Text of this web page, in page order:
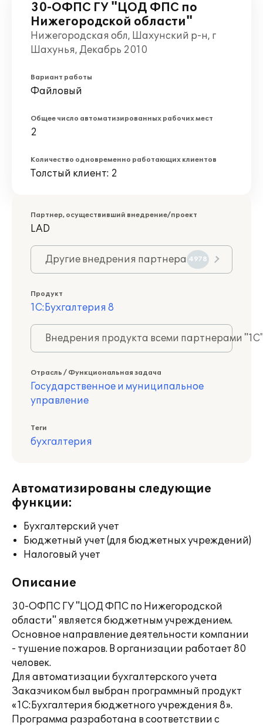
30-ОФПС ГУ "ЦОД ФПС по
Нижегородской области"
Нижегородская обл, Шахунский р-н, г
Шахунья, Декабрь 2010
Вариант работы
Файловый
Общее число автоматизированных рабочих мест
2
Количество одновременно работающих клиентов
Толстый клиент: 2
Партнер, осуществивший внедрение/проект
LAD
Другие внедрения партнера 4978
Продукт
1С:Бухгалтерия 8
Внедрения продукта всеми партнерами
Отрасль / Функциональная задача
Государственное и муниципальное
управление
Теги
бухгалтерия
Автоматизированы следующие
функции:
Бухгалтерский учет
Бюджетный учет (для бюджетных учреждений)
Налоговый учет
Описание
30-ОФПС ГУ "ЦОД ФПС по Нижегородской
области" является бюджетным учреждением.
Основное направление деятельности компании
- тушение пожаров. В организации работает 80
человек.
Для автоматизации бухгалтерского учета
Заказчиком был выбран программный продукт
«1С:Бухгалтерия бюджетного учреждения 8».
Программа разработана в соответствии с